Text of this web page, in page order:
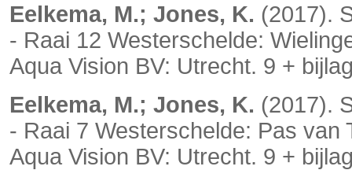
Eelkema, M.; Jones, K. (2017).
- Raai 12 Westerschelde:
Aqua Vision BV: Utrecht. 9 +
Eelkema, M.; Jones, K. (2017).
- Raai 7 Westerschelde: Pas van
Aqua Vision BV: Utrecht. 9 +